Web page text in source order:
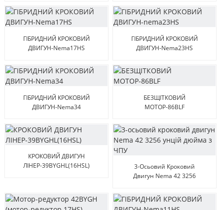
ГІБРИДНИЙ КРОКОВИЙ
ДВИГУН-Nema17HS
ГІБРИДНИЙ КРОКОВИЙ
ДВИГУН-Nema23HS
ГІБРИДНИЙ КРОКОВИЙ
ДВИГУН-Nema34
БЕЗЩІТКОВИЙ
МОТОР-86BLF
КРОКОВИЙ ДВИГУН
ЛІНЕР-39BYGHL(16HSL)
3-Осьовий Кроковий
Двигун Nema 42 3256